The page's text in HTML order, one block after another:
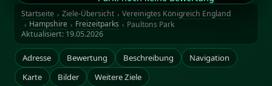
Bildrechte: Paultons Park Home of Peppa Pig World
Startseite Ziele-Übersicht
Vereinigtes Königreich England
Hampshire
Freizeitparks
Paultons Park
Aktualisiert: 19.05.2026
Adresse Bewertung Beschreibung
Navigation
Karte
Bilder Weitere Ziele